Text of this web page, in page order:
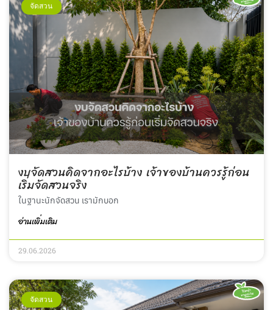
จัดสวน
งบจัดสวนคิดจากอะไรบ้าง เจ้าของบ้านควรรู้ก่อน
เริ่มจัดสวนจริง
ในฐานะนักจัดสวน เรามักบอก
อ่านเพิ่มเติม
29.06.2026
จัดสวน